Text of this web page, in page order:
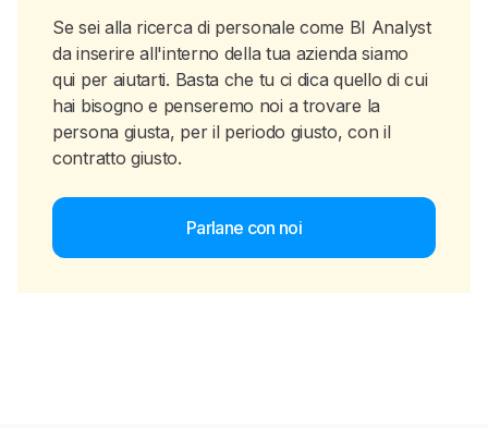
Se sei alla ricerca di personale come BI Analyst
da inserire all'interno della tua azienda siamo
qui per aiutarti. Basta che tu ci dica quello di cui
hai bisogno e penseremo noi a trovare la
persona giusta, per il periodo giusto, con il
contratto giusto.
Parlane con noi